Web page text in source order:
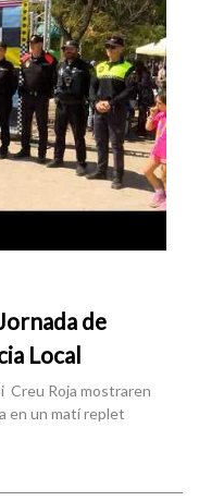
de
Local
Creu Roja mostraren
en un matí replet